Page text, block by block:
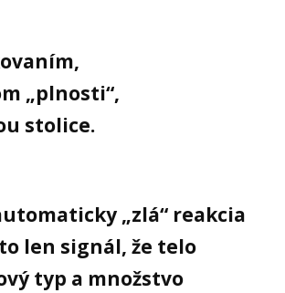
„plnosti“,
stolice.
„zlá“ reakcia
len signál, že telo
typ a množstvo